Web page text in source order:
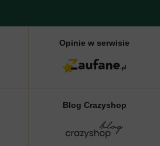
Opinie w serwisie
Blog Crazyshop